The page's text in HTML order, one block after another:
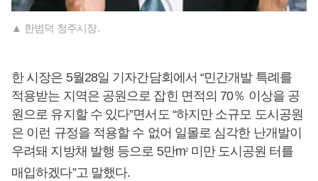
▲ 한범덕 청주시장.
한 시장은 5월28일 기자간담회에서 “민간개발 특례를
적용받는 지역은 공원으로 잡힌 면적의 70％ 이상을 공
원으로 유지할 수 있다”면서도 “하지만 소규모 도시공원
은 이런 규정을 적용할 수 없어 일몰로 심각한 난개발이
우려돼 지방채 발행 등으로 5만m2미만 도시공원 터를
매입하겠다”고 말했다.